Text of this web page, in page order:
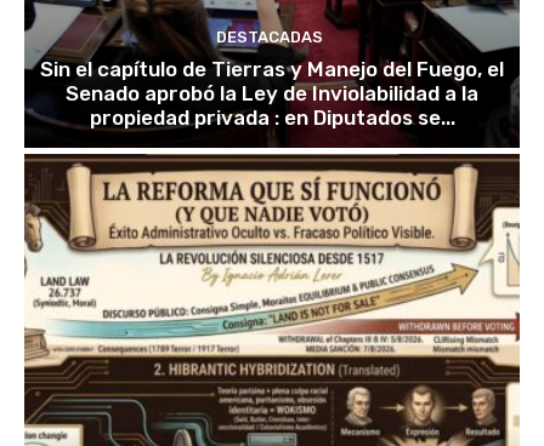
DESTACADAS
Sin el capítulo de Tierras y Manejo del Fuego, el
Senado aprobó la Ley de Inviolabilidad a la
propiedad privada : en Diputados se...